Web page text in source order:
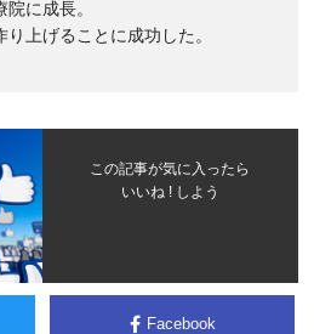
に成長。
上げることに成功した。
この記事が気に入ったら
いいね ! しよう
Facebook